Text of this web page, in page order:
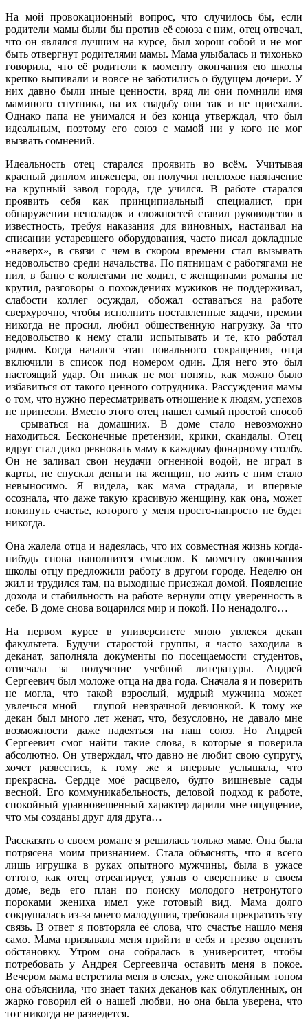
На мой провокационный вопрос, что случилось бы, если
родители мамы были бы против её союза с ним, отец отвечал,
что он являлся лучшим на курсе, был хорош собой и не мог
быть отвергнут родителями мамы. Мама улыбалась и тихонько
говорила, что её родители к моменту окончания ею школы
крепко выпивали и вовсе не заботились о будущем дочери. У
них давно были иные ценности, вряд ли они помнили имя
маминого спутника, на их свадьбу они так и не приехали.
Однако папа не унимался и без конца утверждал, что был
идеальным, поэтому его союз с мамой ни у кого не мог
вызвать сомнений.
Идеальность отец старался проявить во всём. Учитывая
красный диплом инженера, он получил неплохое назначение
на крупный завод города, где учился. В работе старался
проявить себя как принципиальный специалист, при
обнаружении неполадок и сложностей ставил руководство в
известность, требуя наказания для виновных, настаивал на
списании устаревшего оборудования, часто писал докладные
«наверх», в связи с чем в скором времени стал вызывать
недовольство среди начальства. По пятницам с работягами не
пил, в баню с коллегами не ходил, с женщинами романы не
крутил, разговоры о похождениях мужиков не поддерживал,
слабости коллег осуждал, обожал оставаться на работе
сверхурочно, чтобы исполнить поставленные задачи, премии
никогда не просил, любил общественную нагрузку. За что
недовольство к нему стали испытывать и те, кто работал
рядом. Когда начался этап повального сокращения, отца
включили в список под номером один. Для него это был
настоящий удар. Он никак не мог понять, как можно было
избавиться от такого ценного сотрудника. Рассуждения мамы
о том, что нужно пересматривать отношение к людям, успехов
не принесли. Вместо этого отец нашел самый простой способ
– срываться на домашних. В доме стало невозможно
находиться. Бесконечные претензии, крики, скандалы. Отец
вдруг стал дико ревновать маму к каждому фонарному столбу.
Он не заливал свои неудачи огненной водой, не играл в
карты, не спускал деньги на женщин, но жить с ним стало
невыносимо. Я видела, как мама страдала, и впервые
осознала, что даже такую красивую женщину, как она, может
покинуть счастье, которого у меня просто-напросто не будет
никогда.
Она жалела отца и надеялась, что их совместная жизнь когда-
нибудь снова наполнится смыслом. К моменту окончания
школы отцу предложили работу в другом городе. Неделю он
жил и трудился там, на выходные приезжал домой. Появление
дохода и стабильность на работе вернули отцу уверенность в
себе. В доме снова воцарился мир и покой. Но ненадолго…
На первом курсе в университете мною увлекся декан
факультета. Будучи старостой группы, я часто заходила в
деканат, заполняла документы по посещаемости студентов,
отвечала за получение учебной литературы. Андрей
Сергеевич был моложе отца на два года. Сначала я и поверить
не могла, что такой взрослый, мудрый мужчина может
увлечься мной – глупой невзрачной девчонкой. К тому же
декан был много лет женат, что, безусловно, не давало мне
возможности даже надеяться на наш союз. Но Андрей
Сергеевич смог найти такие слова, в которые я поверила
абсолютно. Он утверждал, что давно не любит свою супругу,
хочет развестись, к тому же я впервые услышала, что
прекрасна. Сердце моё расцвело, будто вишневые сады
весной. Его коммуникабельность, деловой подход к работе,
спокойный уравновешенный характер дарили мне ощущение,
что мы созданы друг для друга…
Рассказать о своем романе я решилась только маме. Она была
потрясена моим признанием. Стала объяснять, что я всего
лишь игрушка в руках опытного мужчины, была в ужасе
оттого, как отец отреагирует, узнав о сверстнике в своем
доме, ведь его план по поиску молодого нетронутого
пороками жениха имел уже готовый вид. Мама долго
сокрушалась из-за моего малодушия, требовала прекратить эту
связь. В ответ я повторяла её слова, что счастье нашло меня
само. Мама призывала меня прийти в себя и трезво оценить
обстановку. Утром она собралась в университет, чтобы
потребовать у Андрея Сергеевича оставить меня в покое.
Вечером мама встретила меня в слезах, уже спокойным тоном
она объяснила, что знает таких деканов как облупленных, он
жарко говорил ей о нашей любви, но она была уверена, что
тот никогда не разведется.